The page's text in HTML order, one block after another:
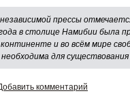
прессы
в столице Намибии была
и во всём мире
для
комментарий